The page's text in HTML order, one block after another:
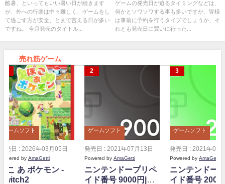
い！どっちがおすすめ？
酷暑、といってもいい暑い日が続きます
が、外への行楽は中々難しく、ゲームをし
て過ごす方が安全、とまで言える日が多い
ですね。 今月発売のタイトル...
すめ？
ゲームの発売日が迫るタイミングなどは、
何かとソワソワする事も多いですが、皆様
は事前に予約を行うタイプでしょうか、そ
れとも発売日に買いに行った...
売れ筋ゲーム
ゲームソフト
売日 : 2026年03月05日
by AmaGetti
こ あ ポケモン -
ゲームソフト
発売日 : 2021年07月13日
Powered by AmaGetti
ニンテンドープリペ
イド番号 9000円|オ
ゲームソフト
発売日 : 2021年07
Powered by AmaGetti
ニンテンドー
イド番号 2000